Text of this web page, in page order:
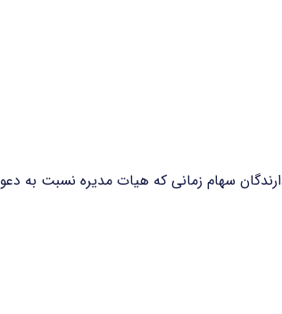
سهام زمانی که هیات مدیره نسبت به